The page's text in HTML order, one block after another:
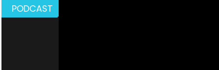
PODCAST